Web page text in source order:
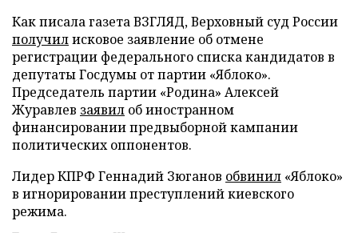
Как писала газета ВЗГЛЯД, Верховный суд России
получилисковое заявление об отмене
регистрации федерального списка кандидатов в
депутаты Госдумы от партии «Яблоко».
Председатель партии «Родина» Алексей
Журавлев заявил об иностранном
финансировании предвыборной кампании
политических оппонентов.
Лидер КПРФ Геннадий Зюганов обвинил «Яблоко»
в игнорировании преступлений киевского
режима.